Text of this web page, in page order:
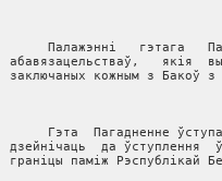
Палажэннi   гэтага
абавязацельстваў,   якiя
заключаных кожным з Бакоў
Гэта  Пагадненне
дзейнiчаць  да ўступлення
гранiцы памiж Рэспублiкай